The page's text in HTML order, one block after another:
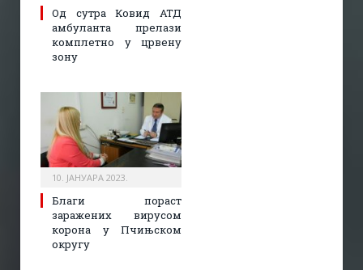
Од сутра Ковид АТД
амбуланта прелази
комплетно у црвену
зону
10. ЈАНУАРА 2023.
Благи пораст
заражених вирусом
корона у Пчињском
округу